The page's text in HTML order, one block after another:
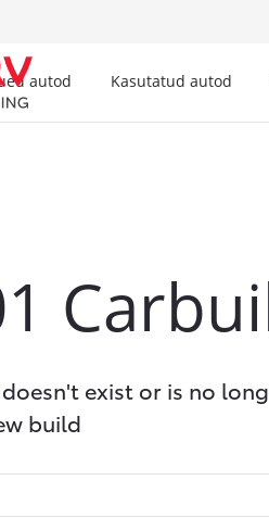
autod Kasutatud autod
exist or is no
build